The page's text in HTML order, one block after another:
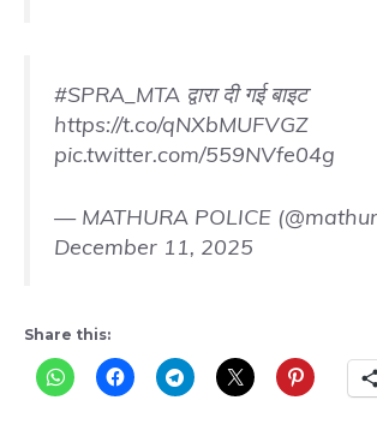
#SPRA_MTA द्वारा दी गई बाइट
https://t.co/qNXbMUFVGZ
pic.twitter.com/559NVfe04g
— MATHURA POLICE
December 11, 2025
Share this: